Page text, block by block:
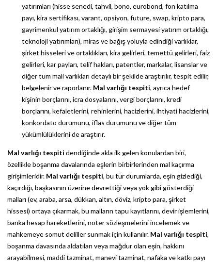
yatırımları (hisse senedi, tahvil, bono, eurobond, fon katılma
payı, kira sertifikası, varant, opsiyon, future, swap, kripto para,
gayrimenkul yatırım ortaklığı, girişim sermayesi yatırım ortaklığı,
teknoloji yatırımları), miras ve bağış yoluyla edindiği varlıklar,
şirket hisseleri ve ortaklıkları, kira gelirleri, temettü gelirleri, faiz
gelirleri, kar payları, telif hakları, patentler, markalar, lisanslar ve
diğer tüm mali varlıkları detaylı bir şekilde araştırılır, tespit edilir,
belgelenir ve raporlanır. Mal varlığı tespiti, ayrıca hedef
kişinin borçlarını, icra dosyalarını, vergi borçlarını, kredi
borçlarını, kefaletlerini, rehinlerini, hacizlerini, ihtiyati hacizlerini,
konkordato durumunu, iflas durumunu ve diğer tüm
yükümlülüklerini de araştırır.
Mal varlığı tespiti dendiğinde akla ilk gelen konulardan biri,
özellikle boşanma davalarında eşlerin birbirlerinden mal kaçırma
girişimleridir. Mal varlığı tespiti, bu tür durumlarda, eşin gizlediği,
kaçırdığı, başkasının üzerine devrettiği veya yok gibi gösterdiği
malları (ev, araba, arsa, dükkan, altın, döviz, kripto para, şirket
hissesi) ortaya çıkarmak, bu malların tapu kayıtlarını, devir işlemlerini,
banka hesap hareketlerini, noter sözleşmelerini incelemek ve
mahkemeye somut deliller sunmak için kullanılır. Mal varlığı tespiti,
boşanma davasında aldatılan veya mağdur olan eşin, hakkını
arayabilmesi, maddi tazminat, manevi tazminat, nafaka ve katkı payı